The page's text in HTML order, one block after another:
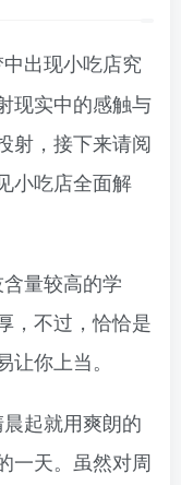
出现小吃店究
现实中的感触与
射，接下来请阅
小吃店全面解
量较高的学
，不过，恰恰是
你上当。
起就用爽朗的
一天。虽然对周